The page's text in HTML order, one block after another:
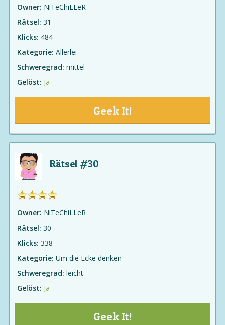
Owner: NiTeChiLLeR
Rätsel: 31
Klicks: 484
Kategorie: Allerlei
Schweregrad: mittel
Gelöst: Ja
Geek It!
Rätsel #30
Owner: NiTeChiLLeR
Rätsel: 30
Klicks: 338
Kategorie: Um die Ecke denken
Schweregrad: leicht
Gelöst: Ja
Geek It!